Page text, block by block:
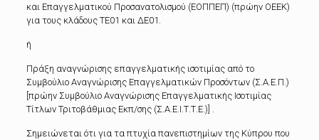
και Επαγγελματικού Προσανατολισμού (ΕΟΠΠΕΠ) (πρώην ΟΕΕΚ)
για τους κλάδους ΤΕ01 και ΔΕ01.
ή
Πράξη αναγνώρισης επαγγελματικής ισοτιμίας από το
Συμβούλιο Αναγνώρισης Επαγγελματικών Προσόντων (Σ.Α.Ε.Π.)
[πρώην Συμβούλιο Αναγνώρισης Επαγγελματικής Ισοτιμίας
Τίτλων Τριτοβάθμιας Εκπ/σης (Σ.Α.Ε.Ι.Τ.Τ.Ε.)] .
Σημειώνεται ότι για τα πτυχία πανεπιστημίων της Κύπρου που